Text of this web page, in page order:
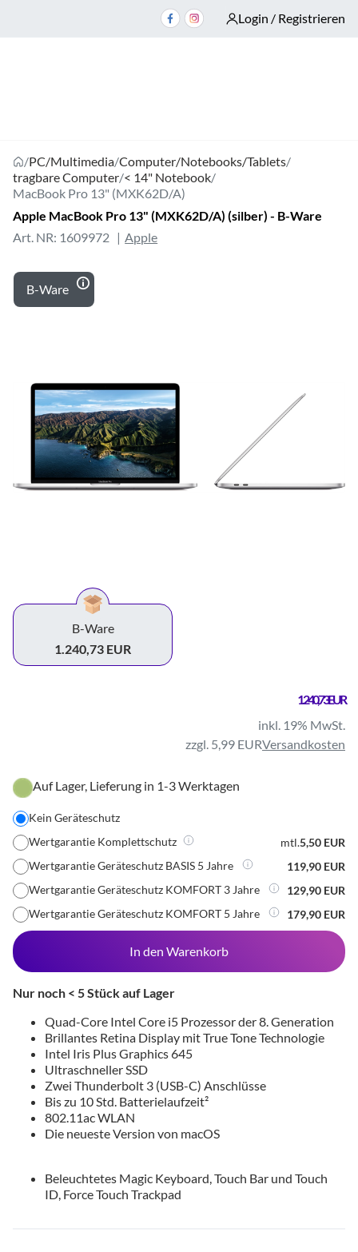
Login / Registrieren
/PC/Multimedia/Computer/Notebooks/Tablets/
tragbare Computer/< 14" Notebook/
MacBook Pro 13" (MXK62D/A)
Apple MacBook Pro 13" (MXK62D/A) (silber) - B-Ware
Art. NR: 1609972
Apple
B-Ware
1.240,73 EUR
inkl. 19% MwSt.
zzgl. 5,99 EURVersandkosten
Auf Lager, Lieferung in 1-3 Werktagen
Kein Geräteschutz
Wertgarantie Komplettschutz
5,50 EUR
mtl.
Wertgarantie Geräteschutz BASIS 5 Jahre
119,90 EUR
Wertgarantie Geräteschutz KOMFORT 3 Jahre
129,90 EUR
Wertgarantie Geräteschutz KOMFORT 5 Jahre
179,90 EUR
In den Warenkorb
B-Ware
1.240,73 EUR
Nur noch < 5 Stück auf Lager
Quad-Core Intel Core i5 Prozessor der 8. Generation
Brillantes Retina Display mit True Tone Technologie
Intel Iris Plus Graphics 645
Ultraschneller SSD
Zwei Thunderbolt 3 (USB-C) Anschlüsse
Bis zu 10 Std. Batterielaufzeit²
802.11ac WLAN
Die neueste Version von macOS
Beleuchtetes Magic Keyboard, Touch Bar und Touch
ID, Force Touch Trackpad